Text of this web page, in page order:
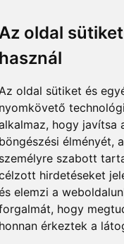
oldal sütiket
használ
oldal sütiket és
nyomkövető
hogy javítsa
böngészési élményét,
személyre szabott
hirdetéseket
elemzi a
hogy
honnan érkeztek a
kisfiú
30 400 Ft-tól
Elfogadott fizetési módok